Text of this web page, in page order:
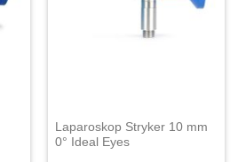
Laparoskop Stryker 10 mm
0° Ideal Eyes